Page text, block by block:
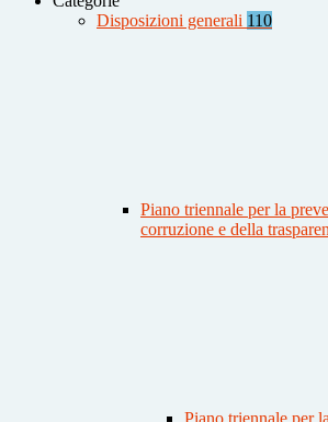
Disposizioni generali 110
Piano triennale per la
corruzione e della